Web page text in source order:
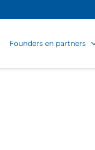
Founders en partners